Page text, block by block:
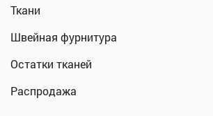
Ткани
Швейная фурнитура
Остатки тканей
Распродажа